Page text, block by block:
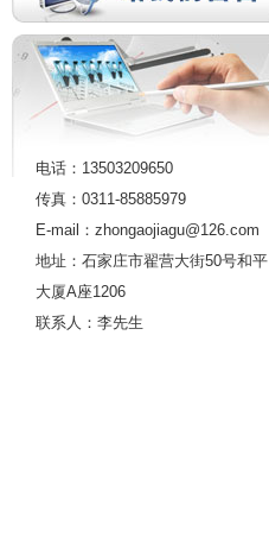
电话：13503209650
传真：0311-85885979
E-mail：zhongaojiagu@126.com
地址：石家庄市翟营大街50号和平
大厦A座1206
联系人：李先生